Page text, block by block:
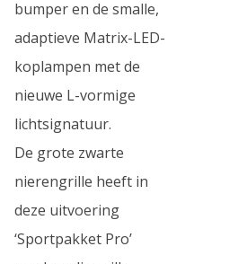
bumper en de smalle,
adaptieve Matrix-LED-
koplampen met de
nieuwe L-vormige
lichtsignatuur.
De grote zwarte
nierengrille heeft in
deze uitvoering
‘Sportpakket Pro’